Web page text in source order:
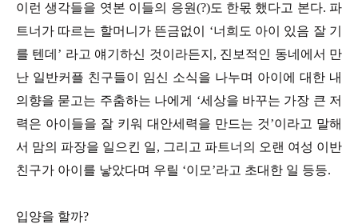
이런 생각들을 엿본 이들의 응원(?)도 한몫 했다고 본다. 파
트너가 따르는 할머니가 뜬금없이 ‘너희도 아이 있음 잘 기
를 텐데’ 라고 얘기하신 것이라든지, 진보적인 동네에서 만
난 일반커플 친구들이 임신 소식을 나누며 아이에 대한 내
의향을 묻고는 주춤하는 나에게 ‘세상을 바꾸는 가장 큰 저
력은 아이들을 잘 키워 대안세력을 만드는 것’이라고 말해
서 맘의 파장을 일으킨 일, 그리고 파트너의 오랜 여성 이반
친구가 아이를 낳았다며 우릴 ‘이모’라고 초대한 일 등등.
입양을 할까?